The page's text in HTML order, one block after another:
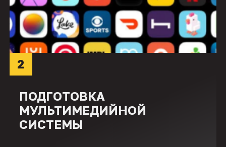
ПОДГОТОВКА
МУЛЬТИМЕДИЙНОЙ
СИСТЕМЫ
2